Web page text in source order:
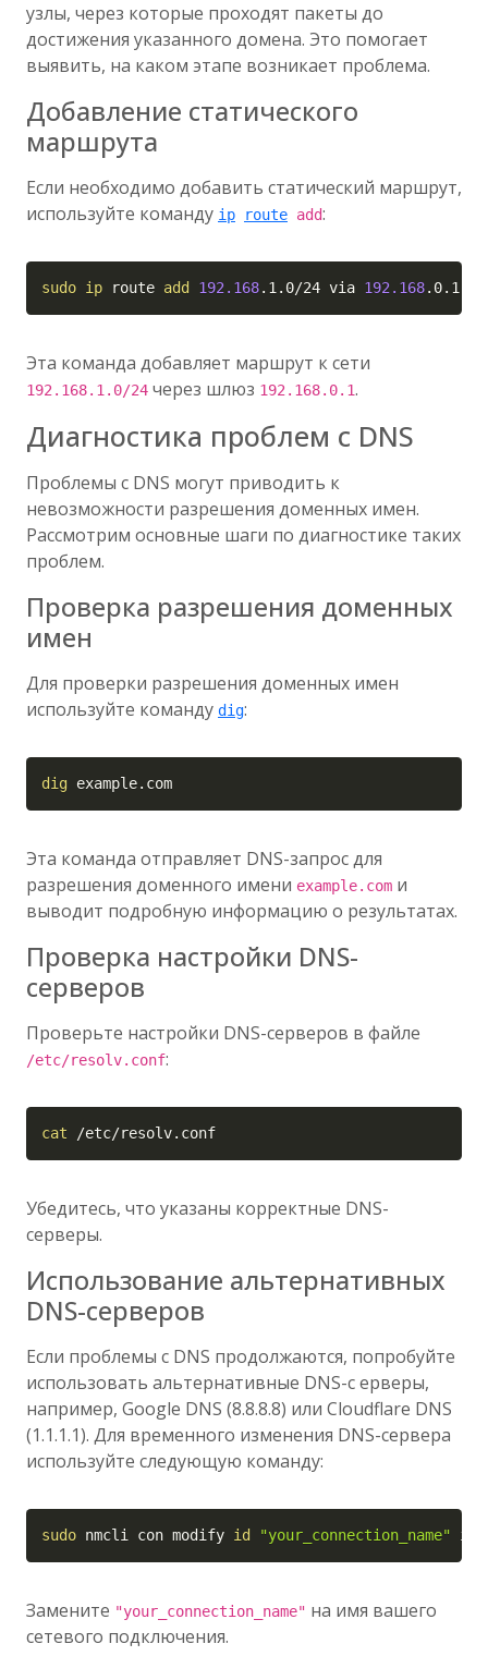
узлы, через которые проходят пакеты до
достижения указанного домена. Это помогает
выявить, на каком этапе возникает проблема.
Добавление статического
маршрута
Если необходимо добавить статический маршрут,
используйте команду ip route add:
sudo ip route add 192.168.1.0/24 via 192.168.0.1
Эта команда добавляет маршрут к сети
192.168.1.0/24 через шлюз 192.168.0.1.
Диагностика проблем с DNS
Проблемы с DNS могут приводить к
невозможности разрешения доменных имен.
Рассмотрим основные шаги по диагностике таких
проблем.
Проверка разрешения доменных
имен
Для проверки разрешения доменных имен
используйте команду dig:
dig example.com
Эта команда отправляет DNS-запрос для
разрешения доменного имени example.com и
выводит подробную информацию о результатах.
Проверка настройки DNS-
серверов
Проверьте настройки DNS-серверов в файле
/etc/resolv.conf:
cat /etc/resolv.conf
Убедитесь, что указаны корректные DNS-
серверы.
Использование альтернативных
DNS-серверов
Если проблемы с DNS продолжаются, попробуйте
использовать альтернативные DNS-с ерверы,
например, Google DNS (8.8.8.8) или Cloudflare DNS
(1.1.1.1). Для временного изменения DNS-сервера
используйте следующую команду:
sudo nmcli con modify id "your_connection_name"
Замените "your_connection_name" на имя вашего
сетевого подключения.